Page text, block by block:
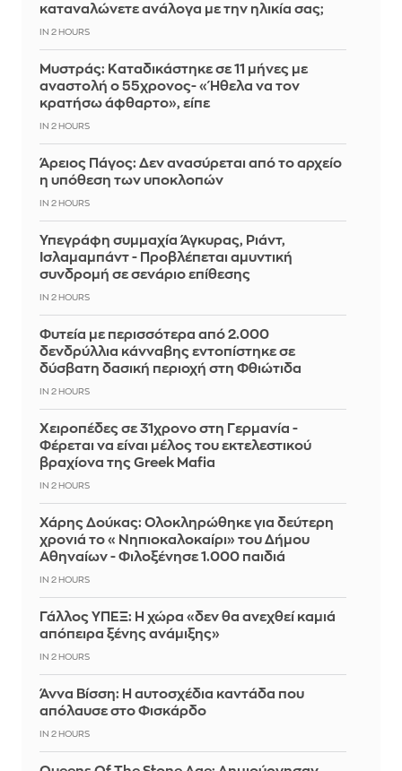
καταναλώνετε ανάλογα με την ηλικία σας;
IN 2 HOURS
Μυστράς: Καταδικάστηκε σε 11 μήνες με
αναστολή ο 55χρονος- «Ήθελα να τον
κρατήσω άφθαρτο», είπε
IN 2 HOURS
Άρειος Πάγος: Δεν ανασύρεται από το αρχείο
η υπόθεση των υποκλοπών
IN 2 HOURS
Υπεγράφη συμμαχία Άγκυρας, Ριάντ,
Ισλαμαμπάντ - Προβλέπεται αμυντική
συνδρομή σε σενάριο επίθεσης
IN 2 HOURS
Φυτεία με περισσότερα από 2.000
δενδρύλλια κάνναβης εντοπίστηκε σε
δύσβατη δασική περιοχή στη Φθιώτιδα
IN 2 HOURS
Χειροπέδες σε 31χρονο στη Γερμανία -
Φέρεται να είναι μέλος του εκτελεστικού
βραχίονα της Greek Mafia
IN 2 HOURS
Χάρης Δούκας: Ολοκληρώθηκε για δεύτερη
χρονιά το «Νηπιοκαλοκαίρι» του Δήμου
Αθηναίων - Φιλοξένησε 1.000 παιδιά
IN 2 HOURS
Γάλλος ΥΠΕΞ: Η χώρα «δεν θα ανεχθεί καμιά
απόπειρα ξένης ανάμιξης»
IN 2 HOURS
Άννα Βίσση: Η αυτοσχέδια καντάδα που
απόλαυσε στο Φισκάρδο
IN 2 HOURS